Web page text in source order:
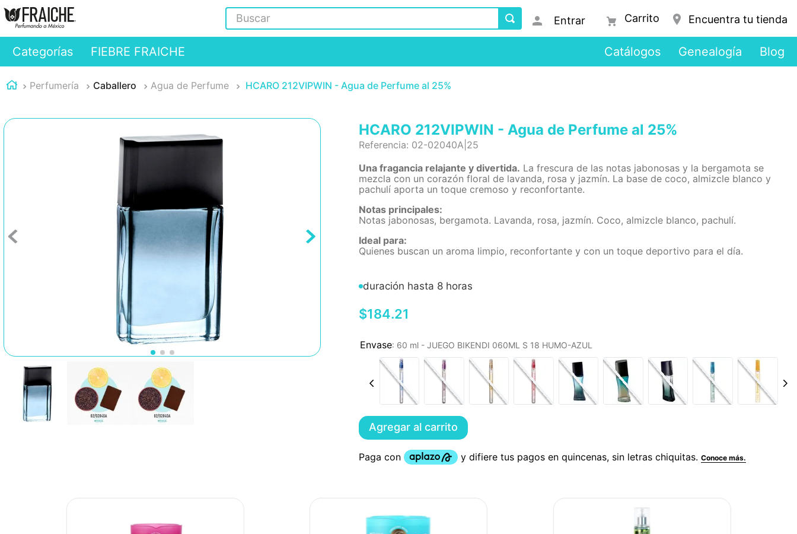
Buscar
Entrar Encuentra tu tienda
Categorías FIEBRE FRAICHE Catálogos Genealogía Blog
Perfumería Caballero Agua de Perfume HCARO 212VIPWIN - Agua de Perfume al 25%
HCARO 212VIPWIN - Agua de Perfume al 25%
Referencia: 02-02040A|25
Una fragancia relajante y divertida. La frescura de las notas jabonosas y la bergamota se
mezcla con un corazón floral de lavanda, rosa y jazmín. La base de coco, almizcle blanco y
pachulí aporta un toque cremoso y reconfortante.
Notas principales:
Notas jabonosas, bergamota. Lavanda, rosa, jazmín. Coco, almizcle blanco, pachulí.
Ideal para:
Quienes buscan un aroma limpio, reconfortante y con un toque deportivo para el día.
duración hasta 8 horas
$184.21
: 60 ml - JUEGO BIKENDI 060ML S 18 HUMO-AZUL
Agregar al carrito